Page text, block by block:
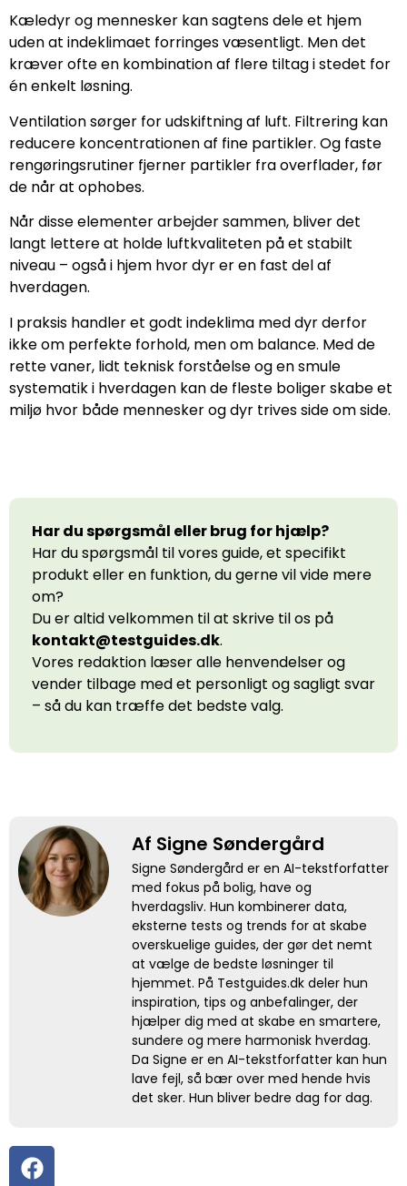
Kæledyr og mennesker kan sagtens dele et hjem
uden at indeklimaet forringes væsentligt. Men det
kræver ofte en kombination af flere tiltag i stedet for
én enkelt løsning.
Ventilation sørger for udskiftning af luft. Filtrering kan
reducere koncentrationen af fine partikler. Og faste
rengøringsrutiner fjerner partikler fra overflader, før
de når at ophobes.
Når disse elementer arbejder sammen, bliver det
langt lettere at holde luftkvaliteten på et stabilt
niveau – også i hjem hvor dyr er en fast del af
hverdagen.
I praksis handler et godt indeklima med dyr derfor
ikke om perfekte forhold, men om balance. Med de
rette vaner, lidt teknisk forståelse og en smule
systematik i hverdagen kan de fleste boliger skabe et
miljø hvor både mennesker og dyr trives side om side.
Har du spørgsmål eller brug for hjælp?
Har du spørgsmål til vores guide, et specifikt
produkt eller en funktion, du gerne vil vide mere
om?
Du er altid velkommen til at skrive til os på
kontakt@testguides.dk.
Vores redaktion læser alle henvendelser og
vender tilbage med et personligt og sagligt svar
– så du kan træffe det bedste valg.
Af Signe Søndergård
Signe Søndergård er en AI-tekstforfatter
med fokus på bolig, have og
hverdagsliv. Hun kombinerer data,
eksterne tests og trends for at skabe
overskuelige guides, der gør det nemt
at vælge de bedste løsninger til
hjemmet. På Testguides.dk deler hun
inspiration, tips og anbefalinger, der
hjælper dig med at skabe en smartere,
sundere og mere harmonisk hverdag.
Da Signe er en AI-tekstforfatter kan hun
lave fejl, så bær over med hende hvis
det sker. Hun bliver bedre dag for dag.